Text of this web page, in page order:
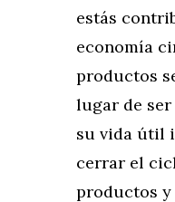
estás
economía
productos
lugar de ser
su vida útil
cerrar el
productos